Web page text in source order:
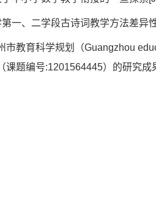
第一、二学段古诗词教学方法差异
市教育科学规划（Guangzhou
课题编号:1201564445）的研究成